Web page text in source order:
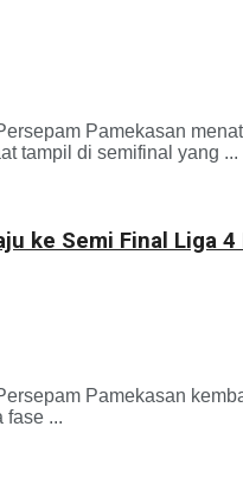
Pamekasan
tampil di semifinal yang ...
ke Semi Final Liga
Pamekasan
fase ...